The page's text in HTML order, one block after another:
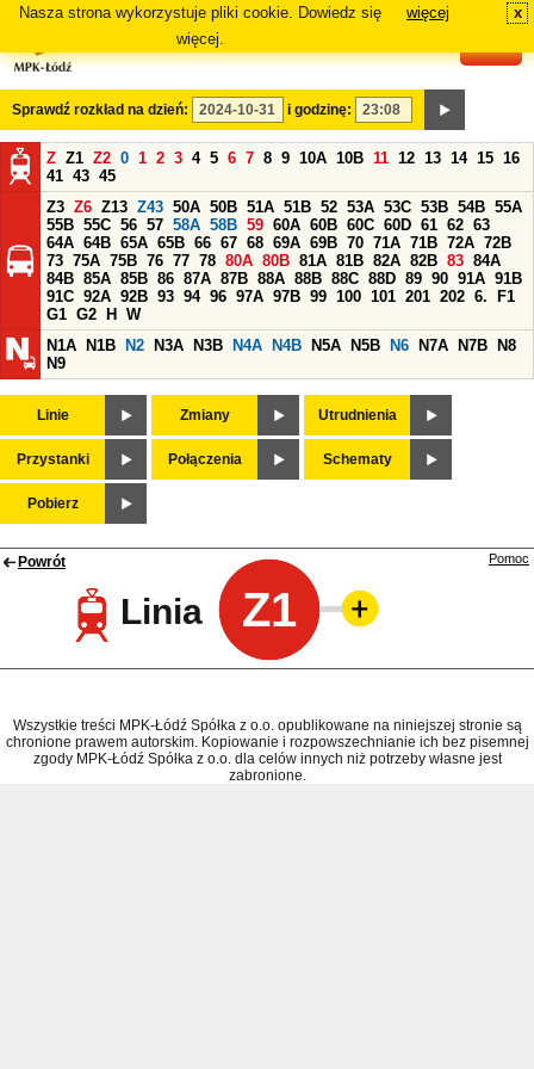
Nasza strona wykorzystuje pliki cookie. Dowiedz się
więcej.
więcej x
Sprawdź rozkład na dzień: i godzinę:
Z Z1 Z2 0 1 2 3 4 5 6 7 8 9 10A 10B 11 12 13 14 15 16
41 43 45
Z3 Z6 Z13 Z43 50A 50B 51A 51B 52 53A 53C 53B 54B 55A
55B 55C 56 57 58A 58B 59 60A 60B 60C 60D 61 62 63
64A 64B 65A 65B 66 67 68 69A 69B 70 71A 71B 72A 72B
73 75A 75B 76 77 78 80A 80B 81A 81B 82A 82B 83 84A
84B 85A 85B 86 87A 87B 88A 88B 88C 88D 89 90 91A 91B
91C 92A 92B 93 94 96 97A 97B 99 100 101 201 202 6.
F1
G1 G2 H
W
N1A
N1B N2 N3A N3B N4A N4B N5A N5B N6 N7A N7B
N8
N9
Linie Zmiany Utrudnienia
Przystanki Połączenia Schematy
Pobierz
Powrót
Linia Z1
Pomoc
Wszystkie treści MPK-Łódź Spółka z o.o. opublikowane na niniejszej stronie są
chronione prawem autorskim. Kopiowanie i rozpowszechnianie ich bez pisemnej
zgody MPK-Łódź Spółka z o.o. dla celów innych niż potrzeby własne jest
zabronione.